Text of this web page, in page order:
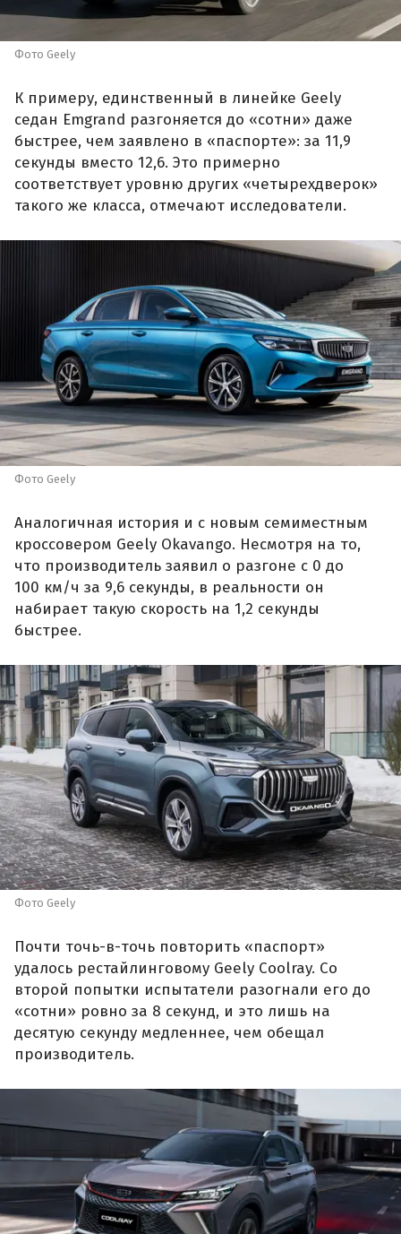
Фото Geely
К примеру, единственный в линейке Geely
седан Emgrand разгоняется до «сотни» даже
быстрее, чем заявлено в «паспорте»: за 11,9
секунды вместо 12,6. Это примерно
соответствует уровню других «четырехдверок»
такого же класса, отмечают исследователи.
Фото Geely
Аналогичная история и с новым семиместным
кроссовером Geely Okavango. Несмотря на то,
что производитель заявил о разгоне с 0 до
100 км/ч за 9,6 секунды, в реальности он
набирает такую скорость на 1,2 секунды
быстрее.
Фото Geely
Почти точь-в-точь повторить «паспорт»
удалось рестайлинговому Geely Coolray. Со
второй попытки испытатели разогнали его до
«сотни» ровно за 8 секунд, и это лишь на
десятую секунду медленнее, чем обещал
производитель.